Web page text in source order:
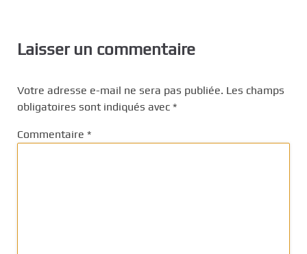
Laisser un commentaire
Votre adresse e-mail ne sera pas publiée. Les champs
obligatoires sont indiqués avec *
Commentaire *